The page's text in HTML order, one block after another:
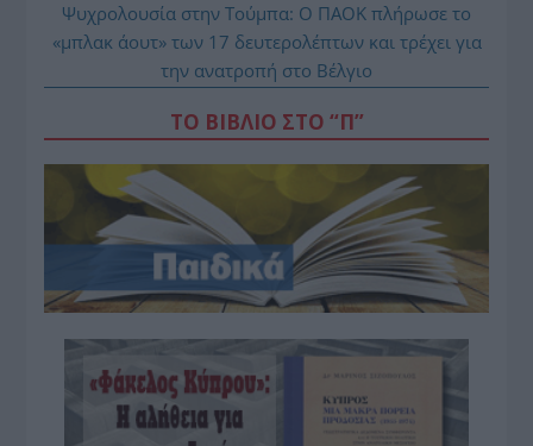
Ψυχρολουσία στην Τούμπα: Ο ΠΑΟΚ πλήρωσε το
«μπλακ άουτ» των 17 δευτερολέπτων και τρέχει για
την ανατροπή στο Βέλγιο
ΤΟ ΒΙΒΛΙΟ ΣΤΟ “Π”